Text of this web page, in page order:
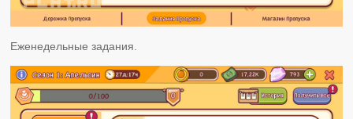
Еженедельные задания.